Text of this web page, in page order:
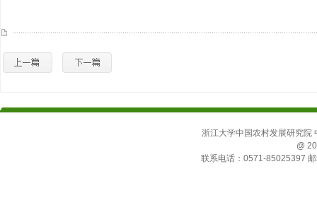
浙江大学中国农村发展研究院
@
联系电话：0571-85025397